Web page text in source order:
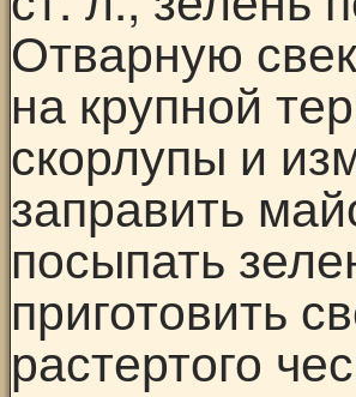
Отварную
на крупной
скорлупы и
заправить
посыпать
приготовить
растертого